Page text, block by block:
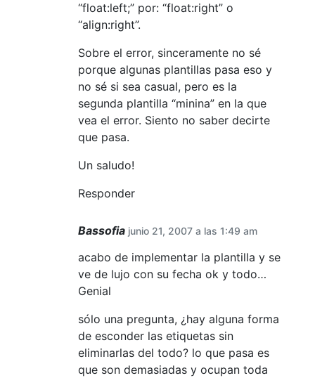
“float:left;” por: “float:right” o
“align:right”.
Sobre el error, sinceramente no sé
porque algunas plantillas pasa eso y
no sé si sea casual, pero es la
segunda plantilla “minina” en la que
vea el error. Siento no saber decirte
que pasa.
Un saludo!
Responder
Bassofia junio 21, 2007 a las 1:49 am
acabo de implementar la plantilla y se
ve de lujo con su fecha ok y todo…
Genial
sólo una pregunta, ¿hay alguna forma
de esconder las etiquetas sin
eliminarlas del todo? lo que pasa es
que son demasiadas y ocupan toda